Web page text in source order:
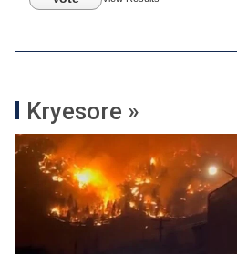
Kryesore »